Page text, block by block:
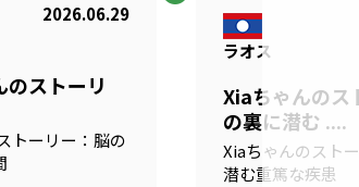
2026.06.29
ストーリ
トーリー：脳の
ラオス
Xiaちゃんのス
の裏に潜む ....
Xiaちゃんのスト
潜む重篤な疾患